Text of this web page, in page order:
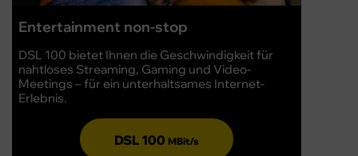
Entertainment non-stop
DSL 100 bietet Ihnen die Geschwindigkeit für
nahtloses Streaming, Gaming und Video-
Meetings – für ein unterhaltsames Internet-
Erlebnis.
DSL 100 MBit/s